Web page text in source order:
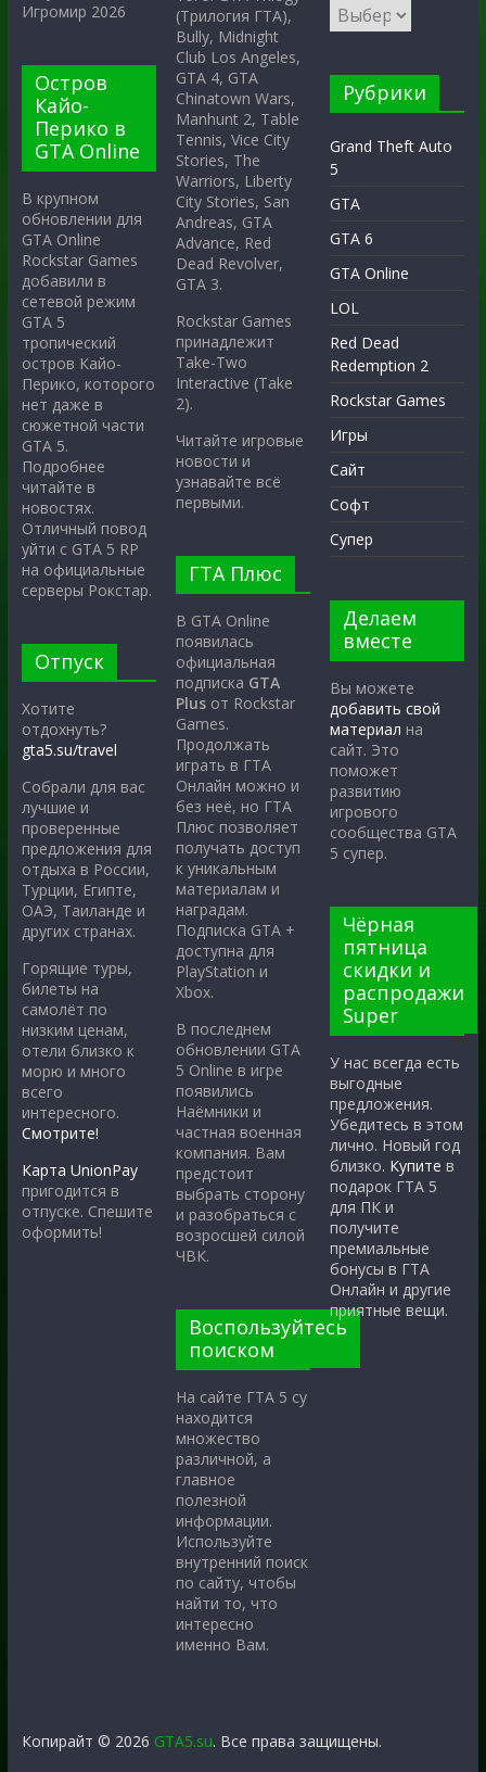
Игромир 2026
Остров
Кайо-
Перико в
GTA Online
В крупном
обновлении для
GTA Online
Rockstar Games
добавили в
сетевой режим
GTA 5
тропический
остров Кайо-
Перико, которого
нет даже в
сюжетной части
GTA 5.
Подробнее
читайте в
новостях.
Отличный повод
уйти с GTA 5 RP
на официальные
серверы Рокстар.
Отпуск
Хотите
отдохнуть?
gta5.su/travel
Собрали для вас
лучшие и
проверенные
предложения для
отдыха в России,
Турции, Египте,
ОАЭ, Таиланде и
других странах.
Горящие туры,
билеты на
самолёт по
низким ценам,
отели близко к
морю и много
всего
интересного.
Смотрите!
Карта UnionPay
пригодится в
отпуске. Спешите
оформить!
(Трилогия ГТА),
Bully, Midnight
Club Los Angeles,
GTA 4, GTA
Chinatown Wars,
Manhunt 2, Table
Tennis, Vice City
Stories, The
Warriors, Liberty
City Stories, San
Andreas, GTA
Advance, Red
Dead Revolver,
GTA 3.
Rockstar Games
принадлежит
Take-Two
Interactive (Take
2).
Читайте игровые
новости и
узнавайте всё
первыми.
ГТА Плюс
В GTA Online
появилась
официальная
подписка GTA
Plus от Rockstar
Games.
Продолжать
играть в ГТА
Онлайн можно и
без неё, но ГТА
Плюс позволяет
получать доступ
к уникальным
материалам и
наградам.
Подписка GTA +
доступна для
PlayStation и
Xbox.
В последнем
обновлении GTA
5 Online в игре
появились
Наёмники и
частная военная
компания. Вам
предстоит
выбрать сторону
и разобраться с
возросшей силой
ЧВК.
Воспользуйтесь
поиском
На сайте ГТА 5 су
находится
множество
различной, а
главное
полезной
информации.
Используйте
внутренний поиск
по сайту, чтобы
найти то, что
интересно
именно Вам.
Рубрики
Grand Theft Auto
5
GTA
GTA 6
GTA Online
LOL
Red Dead
Redemption 2
Rockstar Games
Игры
Сайт
Софт
Супер
Делаем
вместе
Вы можете
добавить свой
материал на
сайт. Это
поможет
развитию
игрового
сообщества GTA
5 супер.
Чёрная
пятница
скидки и
распродажи
Super
У нас всегда есть
выгодные
предложения.
Убедитесь в этом
лично. Новый год
близко. Купите в
подарок ГТА 5
для ПК и
получите
премиальные
бонусы в ГТА
Онлайн и другие
приятные вещи.
Копирайт © 2026 GTA5.su. Все права защищены.